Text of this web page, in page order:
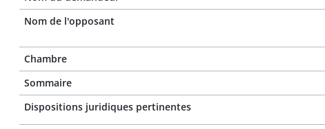
Nom de l'opposant
Chambre
Sommaire
Dispositions juridiques pertinentes